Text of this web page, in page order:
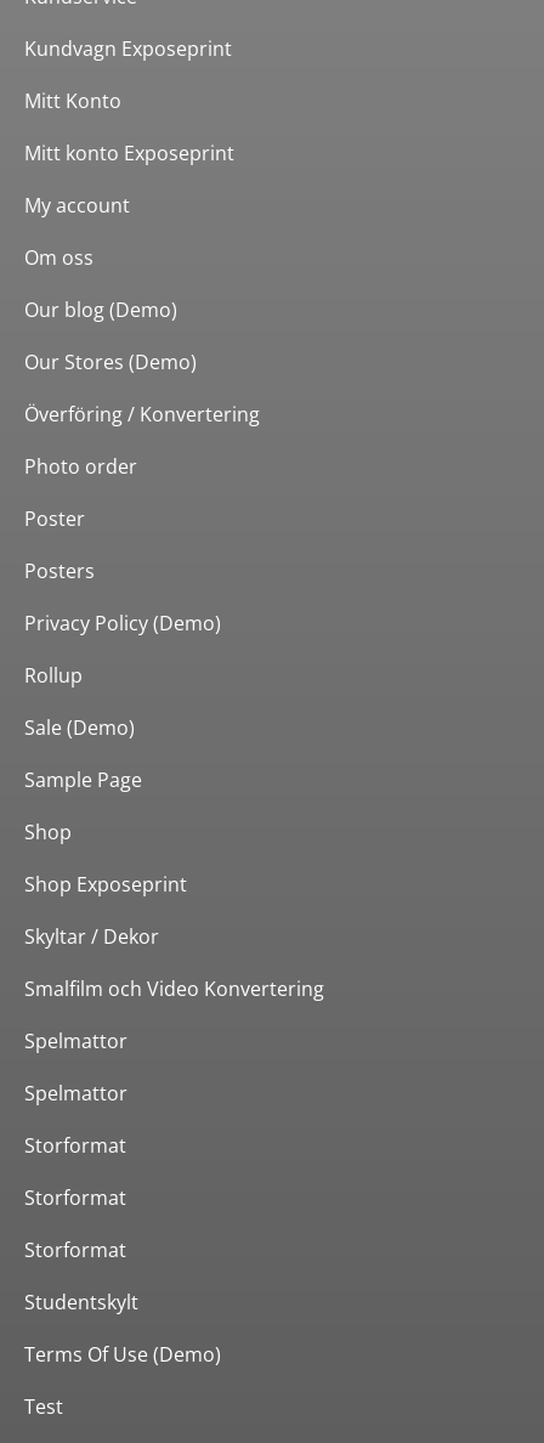
Kundvagn Exposeprint
Mitt Konto
Mitt konto Exposeprint
My account
Om oss
Our blog (Demo)
Our Stores (Demo)
Överföring / Konvertering
Photo order
Poster
Posters
Privacy Policy (Demo)
Rollup
Sale (Demo)
Sample Page
Shop
Shop Exposeprint
Skyltar / Dekor
Smalfilm och Video Konvertering
Spelmattor
Spelmattor
Storformat
Storformat
Storformat
Studentskylt
Terms Of Use (Demo)
Test